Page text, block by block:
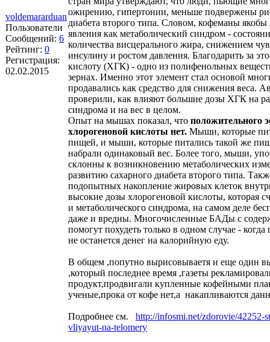
voldemararduan
Пользователи
Сообщений: 6
Рейтинг: 0
Регистрация:
02.02.2015
ожирению, гипертонии, меньше подвержены
диабета второго типа. Словом, кофеманы якобы
явления как метаболический синдром -
количества висцерального жира, снижением
инсулину и ростом давления. Благодарить за
кислоту (ХГК) - одно из полифенольных
зернах. Именно этот элемент стал основой
продавались как средство для снижения веса.
проверили, как влияют большие дозы ХГК на
синдрома и на вес в целом.
Опыт на мышах показал, что положительного
хлорогеновой кислоты нет. Мыши, которые
пищей, и мыши, которые питались такой же
набрали одинаковый вес. Более того, мыши,
склонны к возникновению метаболических
развитию сахарного диабета второго типа.
подопытных накопление жировых клеток
высокие дозы хлорогеновой кислоты, которая
и метаболического синдрома, на самом деле
даже и вредны. Многочисленные БАДы с
помогут похудеть только в одном случае -
не останется денег на калорийную еду.
В общем ,попутно вырисовываетя и еще один
,который последнее время ,газеты
продукт,продвигали купленные кофейными
ученые,прока от кофе нет,а накапливаются
Подробнее см. http://infosmi.net/zdorovie/42252-
vliyayut-na-telomery